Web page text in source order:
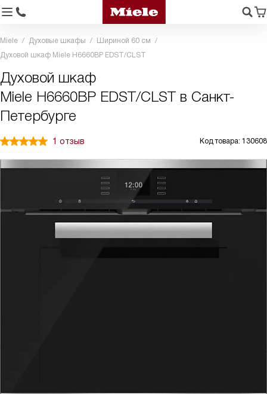
Miele Духовые шкафы
Шириной 60 см
Духовой шкаф Miele H6660BP EDST/CLST
Духовой шкаф
Miele H6660BP EDST/CLST в Санкт-
Петербурге
1 отзыв Код товара: 130608